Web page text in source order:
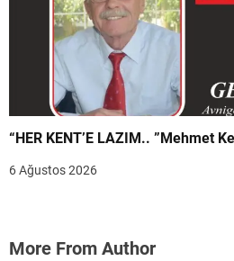
“HER KENT’E
6 Ağustos 2026
More From Author